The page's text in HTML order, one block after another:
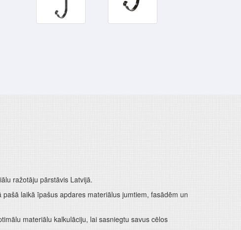
ražotāju pārstāvis Latvijā.
laikā īpašus apdares materiālus jumtiem, fasādēm un
materiālu kalkulāciju, lai sasniegtu savus cēlos